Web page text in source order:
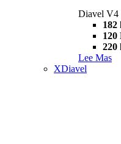
Diavel V4
182
120
220
Lee Mas
XDiavel